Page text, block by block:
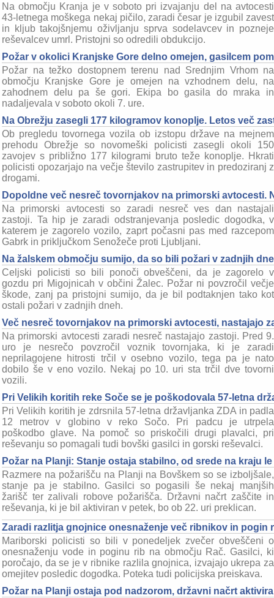
Na območju Kranja je v soboto pri izvajanju del na avtocesti
43-letnega moškega nekaj pičilo, zaradi česar je izgubil zavest
in kljub takojšnjemu oživljanju sprva sodelavcev in pozneje
reševalcev umrl. Pristojni so odredili obdukcijo.
Požar v okolici Kranjske Gore delno omejen, gasilcem
Požar na težko dostopnem terenu nad Srednjim Vrhom na
območju Kranjske Gore je omejen na vzhodnem delu, na
zahodnem delu pa še gori. Ekipa bo gasila do mraka in
nadaljevala v soboto okoli 7. ure.
Na Obrežju zasegli 177 kilogramov konoplje. Letos več
Ob pregledu tovornega vozila ob izstopu države na mejnem
prehodu Obrežje so novomeški policisti zasegli okoli 150
zavojev s približno 177 kilogrami bruto teže konoplje. Hkrati
policisti opozarjajo na večje število zastrupitev in predoziranj z
drogami.
Dopoldne več nesreč tovornjakov na primorski avtocesti.
Na primorski avtocesti so zaradi nesreč ves dan nastajali
zastoji. Ta hip je zaradi odstranjevanja posledic dogodka, v
katerem je zagorelo vozilo, zaprt počasni pas med razcepom
Gabrk in priključkom Senožeče proti Ljubljani.
Na žalskem območju sumijo, da so bili požari v zadnjih
Celjski policisti so bili ponoči obveščeni, da je zagorelo v
gozdu pri Migojnicah v občini Žalec. Požar ni povzročil večje
škode, zanj pa pristojni sumijo, da je bil podtaknjen tako kot
ostali požari v zadnjih dneh.
Več nesreč tovornjakov na primorski avtocesti, nastajajo
Na primorski avtocesti zaradi nesreč nastajajo zastoji. Pred 9.
uro je nesrečo povzročil voznik tovornjaka, ki je zaradi
neprilagojene hitrosti trčil v osebno vozilo, tega pa je nato
dobilo še v eno vozilo. Nekaj po 10. uri sta trčil dve tovorni
vozili.
Pri Velikih koritih reke Soče se je poškodovala 57-letna
Pri Velikih koritih je zdrsnila 57-letna državljanka ZDA in padla
12 metrov v globino v reko Sočo. Pri padcu je utrpela
poškodbo glave. Na pomoč so priskočili drugi plavalci, pri
reševanju so pomagali tudi bovški gasilci in gorski reševalci.
Požar na Planji: Stanje ostaja stabilno, od srede na kraju
Razmere na požarišču na Planji na Bovškem so se izboljšale,
stanje pa je stabilno. Gasilci so pogasili še nekaj manjših
žarišč ter zalivali robove požarišča. Državni načrt zaščite in
reševanja, ki je bil aktiviran v petek, bo ob 22. uri preklican.
Zaradi razlitja gnojnice onesnaženje več ribnikov in pogin
Mariborski policisti so bili v ponedeljek zvečer obveščeni o
onesnaženju vode in poginu rib na območju Rač. Gasilci, ki
poročajo, da se je v ribnike razlila gnojnica, izvajajo ukrepa za
omejitev posledic dogodka. Poteka tudi policijska preiskava.
Požar na Planji ostaja pod nadzorom, državni načrt